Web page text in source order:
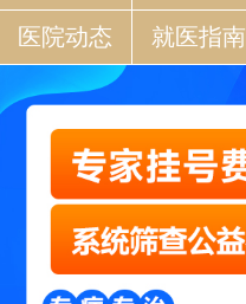
医院动态 就医指南